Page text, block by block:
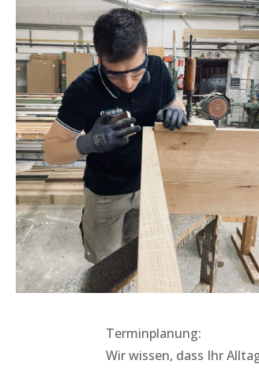
Terminplanung:
Wir wissen, dass Ihr